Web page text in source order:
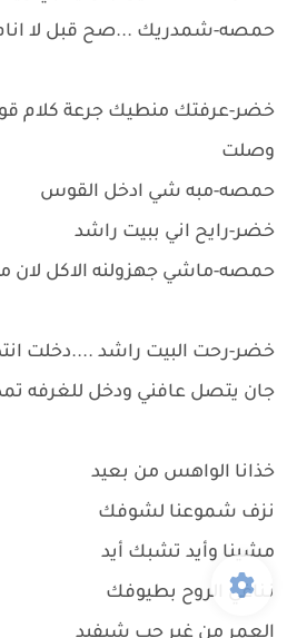
حمصه-شمدريك ...صح قبل لا
خضر-عرفتك منطيك جرعة كلام
وصلت
حمصه-مبه شي ادخل القوس
خضر-رايح اني ببيت راشد
حمصه-ماشي جهزولنه الاكل لان
خضر-رحت البيت راشد ....دخلت
جان يتصل عافني ودخل للغرفه
خذانا الواهس من بعيد
نزف شموعنا لشوفك
مشينا وأيد تشبك أيد
نـناغي الروح بطيوفك
العمر من غير حب شيفيد